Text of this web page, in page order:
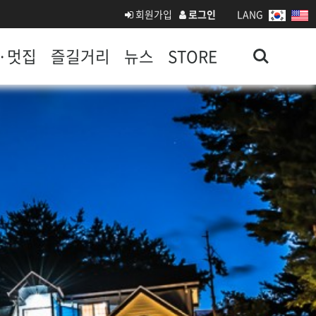
LANG
회원가입 로그인
멋집 즐길거리 뉴스 STORE Search